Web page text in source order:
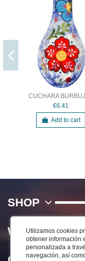
CUCHARA
€6.41
Add to cart
SHOP
WE
Utilizamos cookies
obtener información
personalizada a
navegación, así